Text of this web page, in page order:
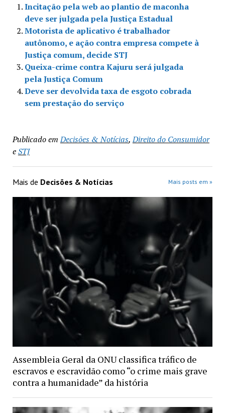
Incitação pela web ao plantio de maconha
deve ser julgada pela Justiça Estadual
Motorista de aplicativo é trabalhador
autônomo, e ação contra empresa compete à
Justiça comum, decide STJ
Queixa-crime contra Kajuru será julgada
pela Justiça Comum
Deve ser devolvida taxa de esgoto cobrada
sem prestação do serviço
Publicado em Decisões & Notícias,Direito do Consumidor
eSTJ
Mais de Decisões & Notícias Mais posts em »
Assembleia Geral da ONU classifica tráfico de
escravos e escravidão como “o crime mais grave
contra a humanidade” da história